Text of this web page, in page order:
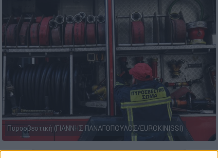
Πυροσβεστική (ΓΙΑΝΝΗΣ ΠΑΝΑΓΟΠΟΥΛΟΣ/EUROKINISSI)